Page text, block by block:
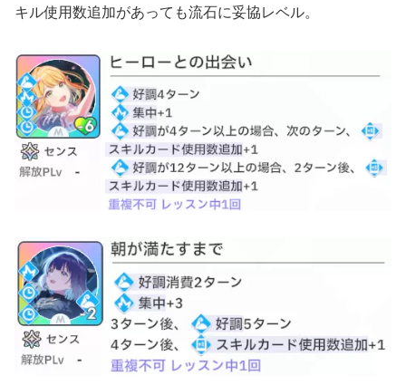
キル使用数追加があっても流石に妥協レベル。